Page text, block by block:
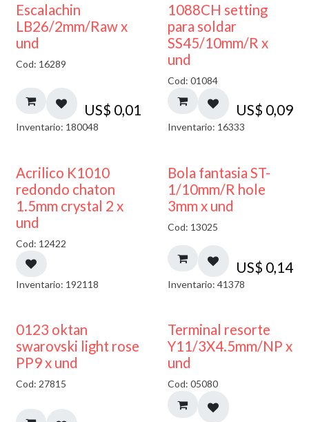
Escalachin
LB26/2mm/Raw x
und
Cod: 16289
US$ 0,01
Inventario: 180048
1088CH setting
para soldar
SS45/10mm/R x
und
Cod: 01084
US$ 0,09
Inventario: 16333
50% DESCUENTO
Acrilico K1010
redondo chaton
1.5mm crystal 2 x
und
Cod: 12422
Inventario: 192118
Bola fantasia ST-
1/10mm/R hole
3mm x und
Cod: 13025
US$ 0,14
Inventario: 41378
0123 oktan
swarovski light rose
PP9 x und
Cod: 27815 50% DESCUENTO
Terminal resorte
Y11/3X4.5mm/NP x
und
Cod: 05080